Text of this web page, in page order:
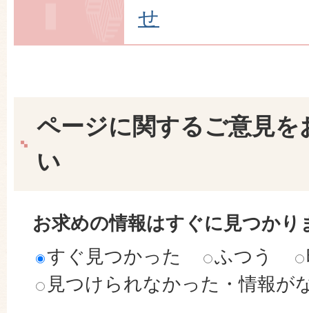
せ
ページに関するご意見を
い
お求めの情報はすぐに見つかり
すぐ見つかった
ふつう
見つけられなかった・情報が